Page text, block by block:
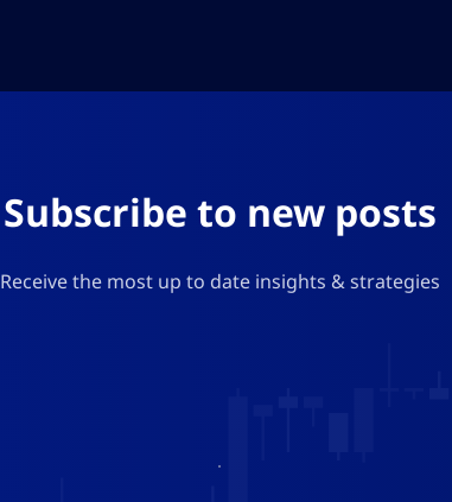
Subscribe to new posts
Receive the most up to date insights & strategies